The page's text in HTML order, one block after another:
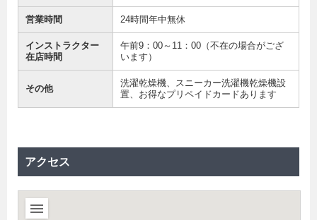
営業時間 24時間年中無休
インストラクター
在店時間
午前9：00～11：00（不在の場合がござ
います）
その他
洗濯乾燥機、スニーカー洗濯機乾燥機設
置、お得なプリペイドカードあります
アクセス